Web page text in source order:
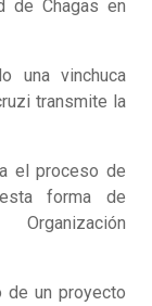
de Chagas en
una vinchuca
transmite la
el proceso de
forma de
de un proyecto